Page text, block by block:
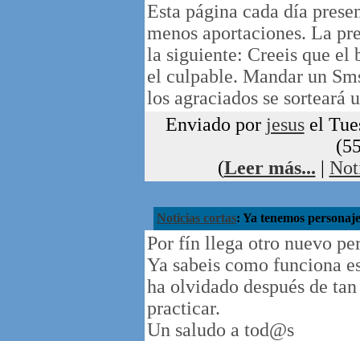
Esta página cada día
menos aportaciones. La
la siguiente: Creeis que el
el culpable. Mandar un
los agraciados se sorteará
Enviado por jesusel
(Leer más... |
Noticias cortas: Ya tenemos
Por fín llega otro nuevo
Ya sabeis como funciona
ha olvidado después de
practicar.
Un saludo a tod@s